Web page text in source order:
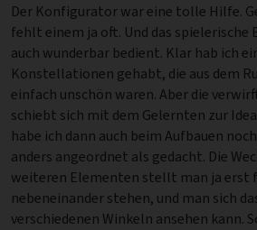
Der Konfigurator war eine tolle Hilfe.
fehlt einem ja oft. Und das spielerische
auch wunderbar bedient. Klar hab ich
Konstellationen gehabt, die aus dem
einfach unschön waren. Aber die
schiebt sich mit dem Gelernten zur
habe ich dann auch beim Aufbauen
anders angeordnet als gedacht. Die
weiteren Elementen stellt man ja erst
nebeneinander stehen, und man sich
verschiedenen Winkeln ansehen kann.